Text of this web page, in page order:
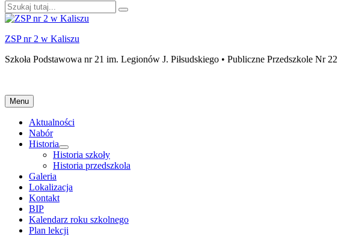
Szukaj:
ZSP nr 2 w Kaliszu
Szkoła Podstawowa nr 21 im. Legionów J. Piłsudskiego • Publiczne Przedszkole Nr 22
Menu Przejdź
do
treści
Aktualności
Nabór
Historia
rozwiń
menu
potomne
Historia szkoły
Historia przedszkola
Galeria
Lokalizacja
Kontakt
BIP
Kalendarz roku szkolnego
Plan lekcji